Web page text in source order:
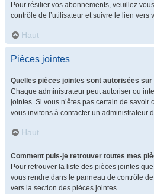
Pour résilier vos abonnements, veuillez
contrôle de l’utilisateur et suivre le lien vers
Haut
Pièces jointes
Quelles pièces jointes sont autorisées sur
Chaque administrateur peut autoriser ou
jointes. Si vous n’êtes pas certain de savoir
vous invitons à contacter un administrateur
Haut
Comment puis-je retrouver toutes mes
Pour retrouver la liste des pièces jointes
vous rendre dans le panneau de contrôle
vers la section des pièces jointes.